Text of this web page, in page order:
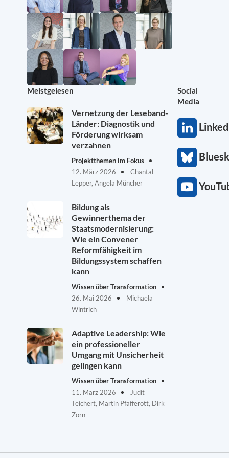
Meistgelesen
Vernetzung der Leseband-
Länder: Diagnostik und
Förderung wirksam
verzahnen
Projektthemen im Fokus
12. März 2026
Chantal
Lepper, Angela Müncher
Bildung als
Gewinnerthema der
Staatsmodernisierung:
Wie ein Convener
Reformfähigkeit im
Bildungssystem schaffen
kann
Wissen über Transformation
26. Mai 2026
Michaela
Wintrich
Adaptive Leadership: Wie
ein professioneller
Umgang mit Unsicherheit
gelingen kann
Wissen über Transformation
11. März 2026
Judit
Teichert, Martin Pfafferott, Dirk
Zorn
Social
Media